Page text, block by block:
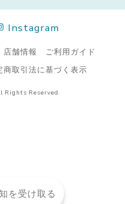
Instagram
店舗情報
ご利用ガイド
商取引法に基づく表示
Reserved.
を受け取る